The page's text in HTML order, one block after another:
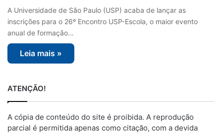
A Universidade de São Paulo (USP) acaba de lançar as
inscrições para o 26º Encontro USP-Escola, o maior evento
anual de formação…
Leia mais »
ATENÇÃO!
A cópia de conteúdo do site é proibida. A reprodução
parcial é permitida apenas como citação, com a devida